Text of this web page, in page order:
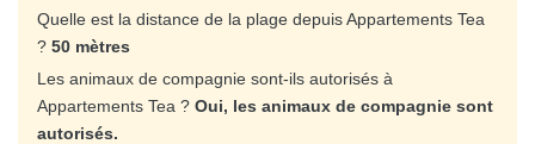
Quelle est la distance de la plage depuis Appartements Tea
? 50 mètres
Les animaux de compagnie sont-ils autorisés à
Appartements Tea ? Oui, les animaux de compagnie sont
autorisés.